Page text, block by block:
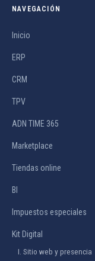
NAVEGACIÓN
Inicio
ERP
CRM
TPV
ADN TIME 365
Marketplace
Tiendas online
BI
Impuestos especiales
Kit Digital
I. Sitio web y presencia